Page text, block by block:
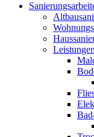
Leistungen